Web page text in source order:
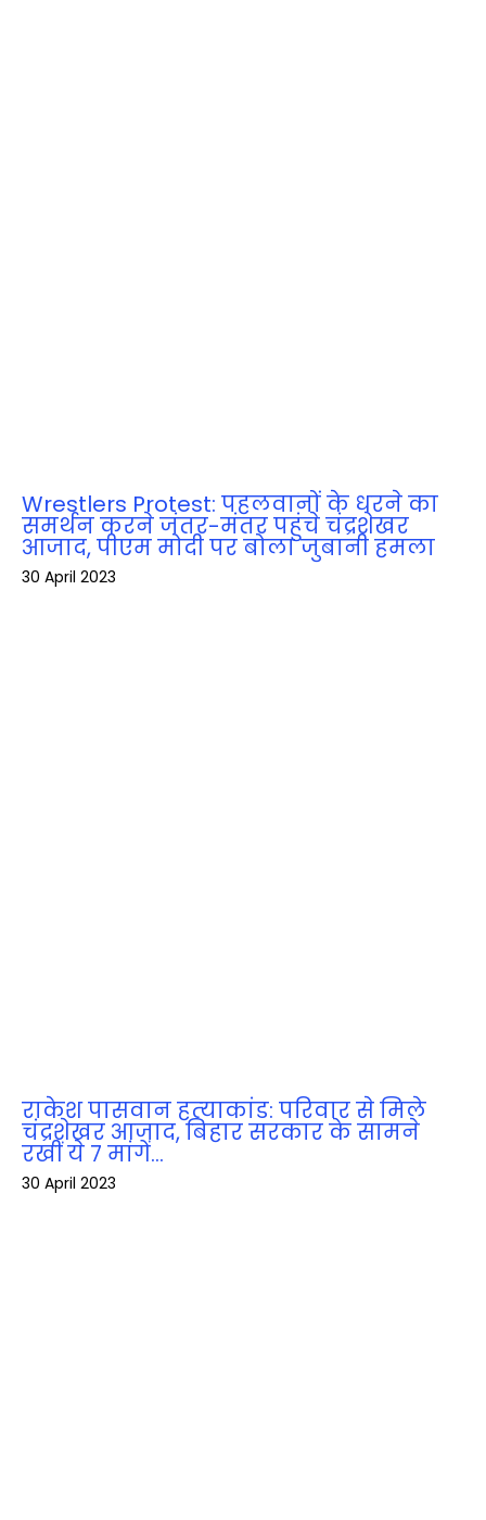
Wrestlers Protest: पहलवानों के धरने का
समर्थन करने जंतर-मंतर पहुंचे चंद्रशेखर
आजाद, पीएम मोदी पर बोला जुबानी हमला
30 April 2023
राकेश पासवान हत्‍याकांड: परिवार से मिले
चंद्रशेखर आजाद, बिहार सरकार के सामने
रखीं ये 7 मांगें…
30 April 2023